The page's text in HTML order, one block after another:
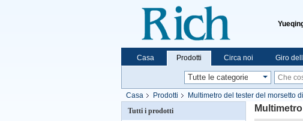
Casa Prodotti Circa noi Giro
Casa Prodotti Multimetro del tester del morsetto
Tutti i prodotti